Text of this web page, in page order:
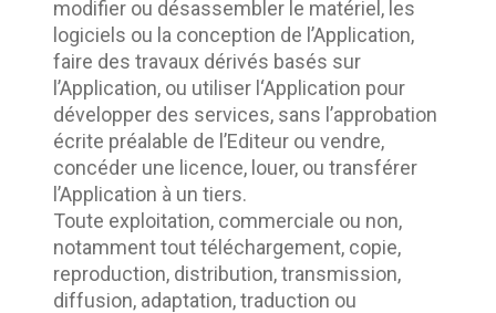
modifier ou désassembler le matériel, les
logiciels ou la conception de l’Application,
faire des travaux dérivés basés sur
l’Application, ou utiliser l‘Application pour
développer des services, sans l’approbation
écrite préalable de l’Editeur ou vendre,
concéder une licence, louer, ou transférer
Toute exploitation, commerciale ou non,
notamment tout téléchargement, copie,
reproduction, distribution, transmission,
diffusion, adaptation, traduction ou